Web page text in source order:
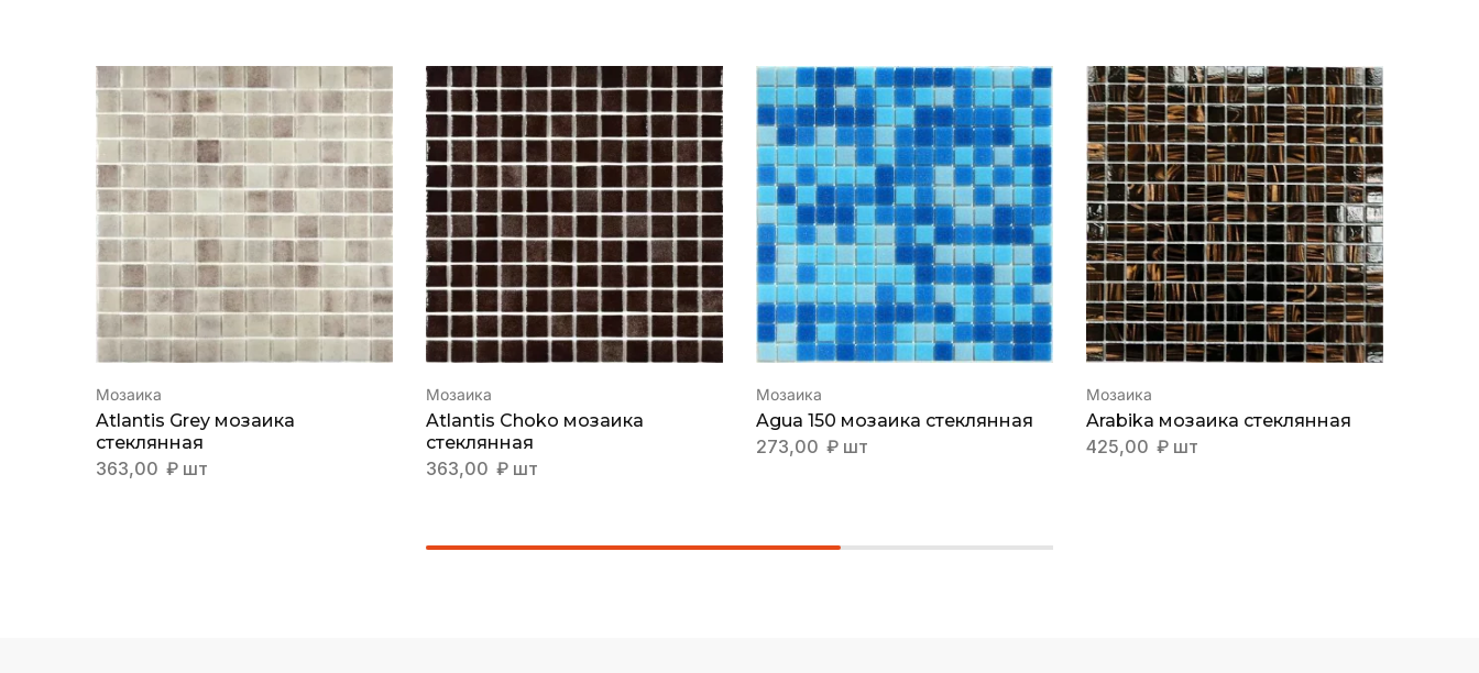
Мозаика
Atlantis Grey мозаика
стеклянная
363,00 ₽ шт
Мозаика
Atlantis Choko мозаика
стеклянная
363,00 ₽ шт
Мозаика
Agua 150 мозаика стеклянная
273,00 ₽ шт
Мозаика
Arabika мозаика стеклянная
425,00 ₽ шт